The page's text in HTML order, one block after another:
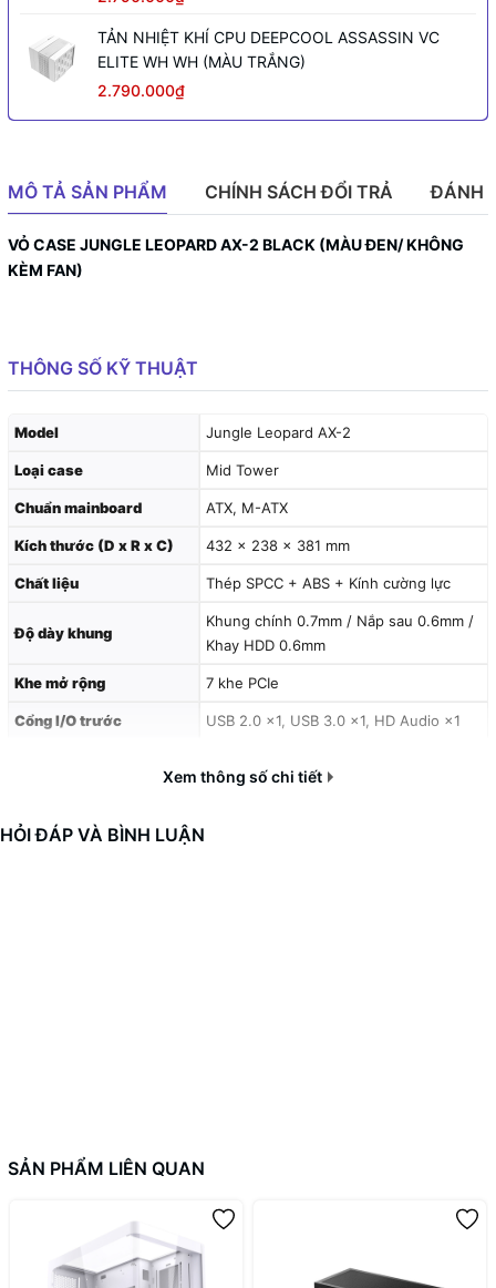
TẢN NHIỆT KHÍ CPU DEEPCOOL ASSASSIN VC
ELITE WH WH (MÀU TRẮNG)
2.790.000₫
MÔ TẢ SẢN PHẨM CHÍNH SÁCH ĐỔI TRẢ ĐÁNH
VỎ CASE JUNGLE LEOPARD AX-2 BLACK (MÀU ĐEN/ KHÔNG
KÈM FAN)
THÔNG SỐ KỸ THUẬT
Model Jungle Leopard AX-2
Loại case Mid Tower
Chuẩn mainboard ATX, M-ATX
Kích thước (D x R x C) 432 × 238 × 381 mm
Chất liệu Thép SPCC + ABS + Kính cường lực
Độ dày khung
Khung chính 0.7mm / Nắp sau 0.6mm /
Khay HDD 0.6mm
Khe mở rộng 7 khe PCIe
Cổng I/O trước USB 2.0 ×1, USB 3.0 ×1, HD Audio ×1
Khoang đi dây
Xem thông số chi tiết
HỎI ĐÁP VÀ BÌNH LUẬN
SẢN PHẨM LIÊN QUAN